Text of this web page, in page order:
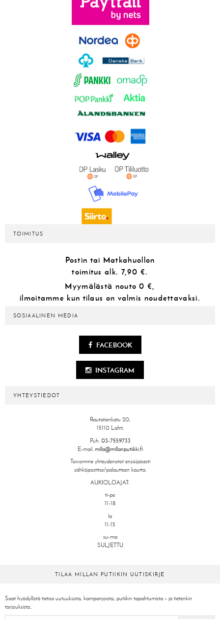
TOIMITUS
Postin tai Matkahuollon
toimitus alk. 7,90 €.
Myymälästä nouto 0 €,
ilmoitamme kun tilaus on valmis noudettavaksi.
SOSIAALINEN MEDIA
FACEBOOK
INSTAGRAM
YHTEYSTIEDOT
Rautatienkatu 20,
15110 Lahti.
Puh. 03-7559733
E-mail. milla@millanputiikki.fi
Toivomme yhteydenotot ensisijaisesti
sähköpostitse/palautteen kautta.
AUKIOLOAJAT:
ti-pe
11-18
la
11-15
su-ma
SULJETTU
TILAA MILLAN PUTIIKIN UUTISKIRJE
Saat hyödyllistä tietoa uutuuksista, kampanjoista, putiikin tapahtumista – ja tietenkin
tarjouksista..